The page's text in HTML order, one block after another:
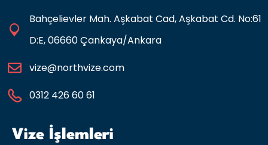
Bahçelievler Mah. Aşkabat Cad, Aşkabat Cd. No:61
D:E, 06660 Çankaya/Ankara
vize@northvize.com
0312 426 60 61
Vize İşlemleri